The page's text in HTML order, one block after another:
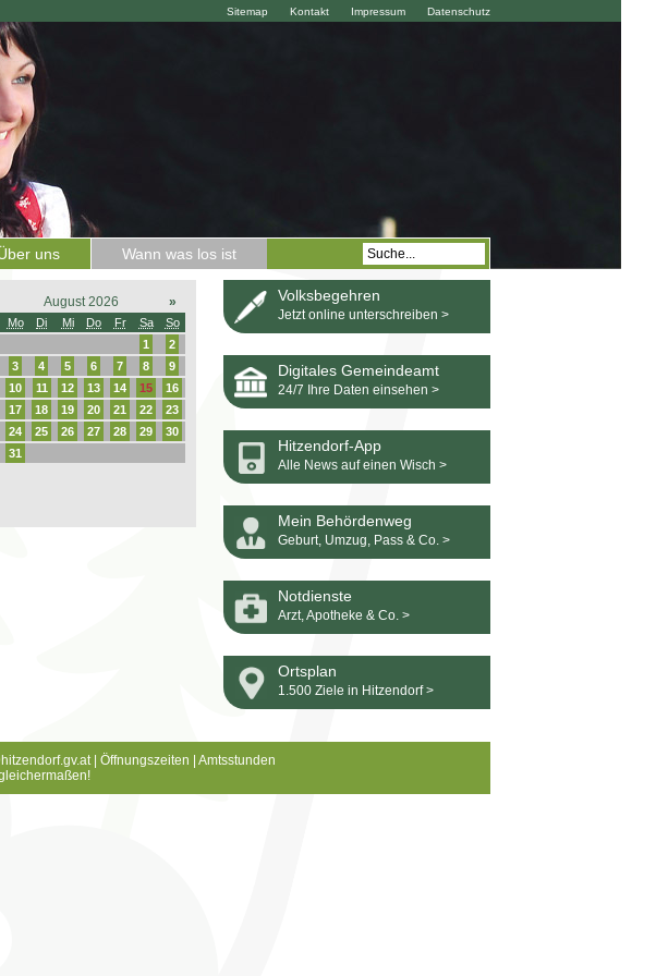
Datenschutz
Impressum
Kontakt
Sitemap
uns Wann was los ist
August 2026 »
Mo Di Mi Do Fr Sa
So
1
2
3 4 5 6 7 8
9
10 11 12 13 14 15
16
17 18 19 20 21 22
23
24 25 26 27 28 29
30
31
Volksbegehren
Jetzt online unterschreiben >
Digitales Gemeindeamt
24/7 Ihre Daten einsehen >
Hitzendorf-App
Alle News auf einen Wisch >
Mein Behördenweg
Geburt, Umzug, Pass & Co. >
Notdienste
Arzt, Apotheke & Co. >
Ortsplan
1.500 Ziele in Hitzendorf >
| Öffnungszeiten
Amtsstunden